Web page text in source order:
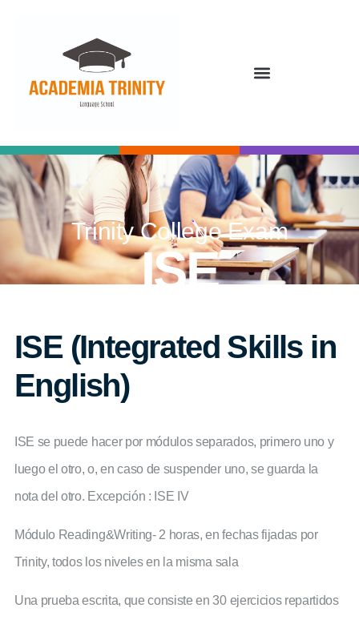
Trinity College Exam
ISE
ISE (Integrated Skills in
English)
ISE se puede hacer por módulos separados, primero uno y
luego el otro, o, en caso de suspender uno, se guarda la
nota del otro. Excepción : ISE IV
Módulo Reading&Writing- 2 horas, en fechas fijadas por
Trinity, todos los niveles en la misma sala
Una prueba escrita, que consiste en 30 ejercicios repartidos